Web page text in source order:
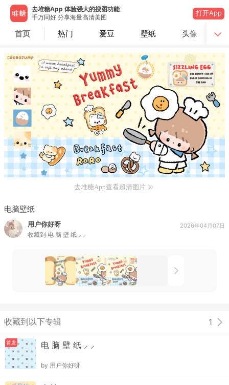
去堆糖App 体验强大的搜图功能
千万同好 分享海量高清美图
打开App
首页 热门 爱豆 壁纸 头像
去堆糖App查看超清图片
电脑壁纸
用户你好呀
收藏到 电 脑 壁 纸 ⸝ ⸝
2026年04月07日
收藏到以下专辑 1
首发 电 脑 壁 纸 ⸝ ⸝
by 用户你好呀